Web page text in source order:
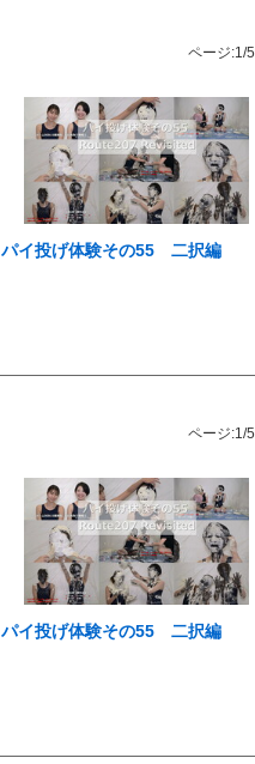
ページ:1/5
パイ投げ体験その55 二択編
ページ:1/5
パイ投げ体験その55 二択編